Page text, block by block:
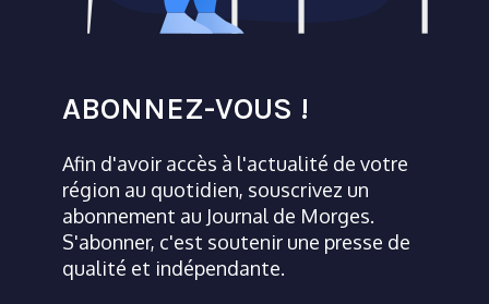
ABONNEZ-VOUS !
Afin d'avoir accès à l'actualité de votre
région au quotidien, souscrivez un
abonnement au Journal de Morges.
S'abonner, c'est soutenir une presse de
qualité et indépendante.